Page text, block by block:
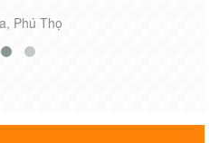
Phú Thọ